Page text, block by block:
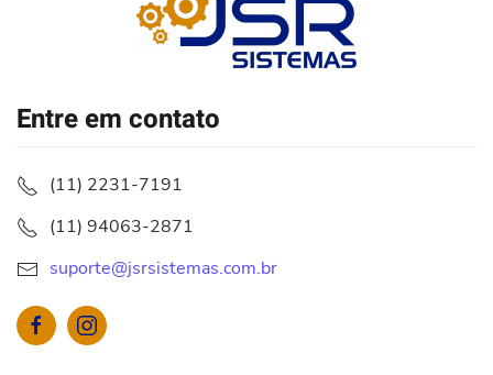
Entre em contato
(11) 2231-7191
(11) 94063-2871
suporte@jsrsistemas.com.br